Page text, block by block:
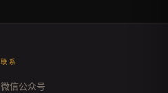
联系
微信公众号